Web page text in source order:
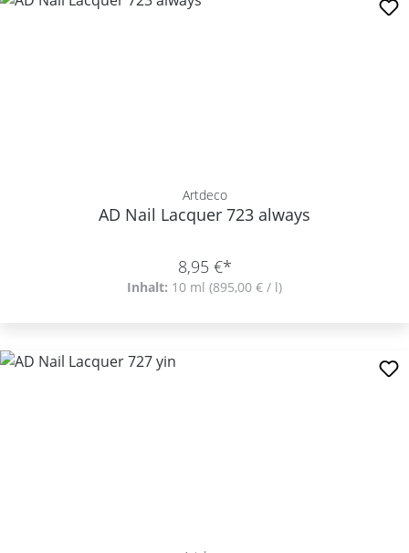
Artdeco
AD Nail Lacquer 723 always
8,95 €*
Inhalt: 10 ml (895,00 € / l)